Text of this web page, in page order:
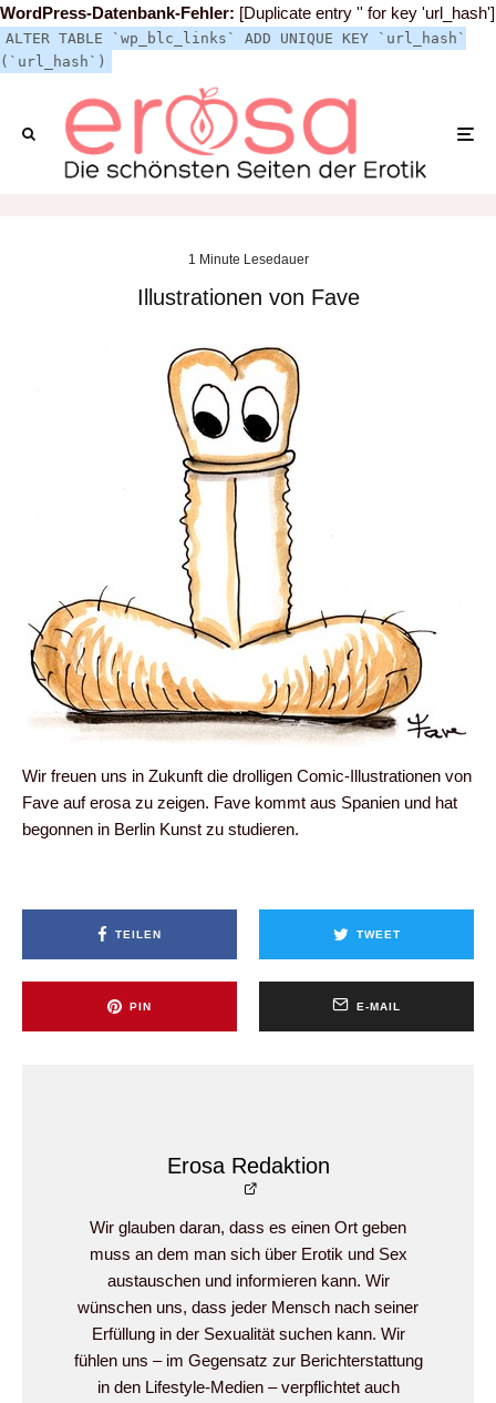
WordPress-Datenbank-Fehler: [Duplicate entry '' for key 'url_hash']
ALTER TABLE `wp_blc_links` ADD UNIQUE KEY `url_hash`
(`url_hash`)
1 Minute Lesedauer
Illustrationen von Fave
Wir freuen uns in Zukunft die drolligen Comic-Illustrationen von
Fave auf erosa zu zeigen. Fave kommt aus Spanien und hat
begonnen in Berlin Kunst zu studieren.
TEILEN TWEET
PIN E-MAIL
Erosa Redaktion
Wir glauben daran, dass es einen Ort geben
muss an dem man sich über Erotik und Sex
austauschen und informieren kann. Wir
wünschen uns, dass jeder Mensch nach seiner
Erfüllung in der Sexualität suchen kann. Wir
fühlen uns – im Gegensatz zur Berichterstattung
in den Lifestyle-Medien – verpflichtet auch